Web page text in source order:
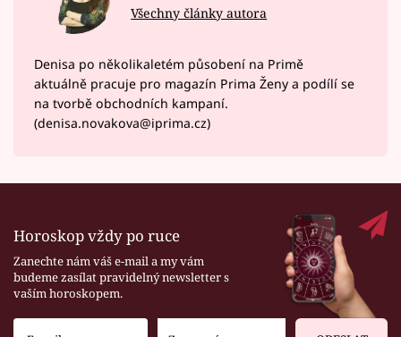
Všechny články autora
Denisa po několikaletém působení na Primě
aktuálně pracuje pro magazín Prima Ženy a podílí se
na tvorbě obchodních kampaní.
(denisa.novakova@iprima.cz)
Horoskop vždy po ruce
Zanechte nám váš e-mail a my vám
budeme zasílat pravidelný newsletter s
vaším horoskopem.